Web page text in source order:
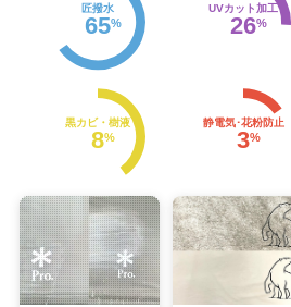
匠撥水
65%
UVカット加工
26%
黒カビ・樹液
8%
静電気･花粉防止
3%